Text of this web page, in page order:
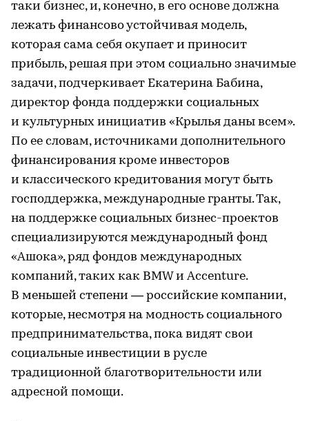
таки бизнес, и, конечно, в его основе должна
лежать финансово устойчивая модель,
которая сама себя окупает и приносит
прибыль, решая при этом социально значимые
задачи, подчеркивает Екатерина Бабина,
директор фонда поддержки социальных
и культурных инициатив «Крылья даны всем».
По ее словам, источниками дополнительного
финансирования кроме инвесторов
и классического кредитования могут быть
господдержка, международные гранты. Так,
на поддержке социальных бизнес-проектов
специализируются международный фонд
«Ашока», ряд фондов международных
компаний, таких как BMW и Accenture.
В меньшей степени — российские компании,
которые, несмотря на модность социального
предпринимательства, пока видят свои
социальные инвестиции в русле
традиционной благотворительности или
адресной помощи.